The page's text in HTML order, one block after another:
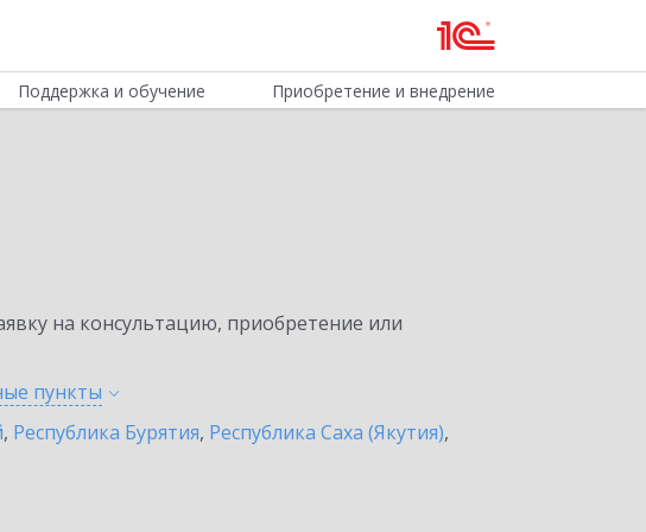
Поддержка и обучение Приобретение и внедрение
на консультацию, приобретение или
пункты
, Республика Бурятия, Республика Саха (Якутия),